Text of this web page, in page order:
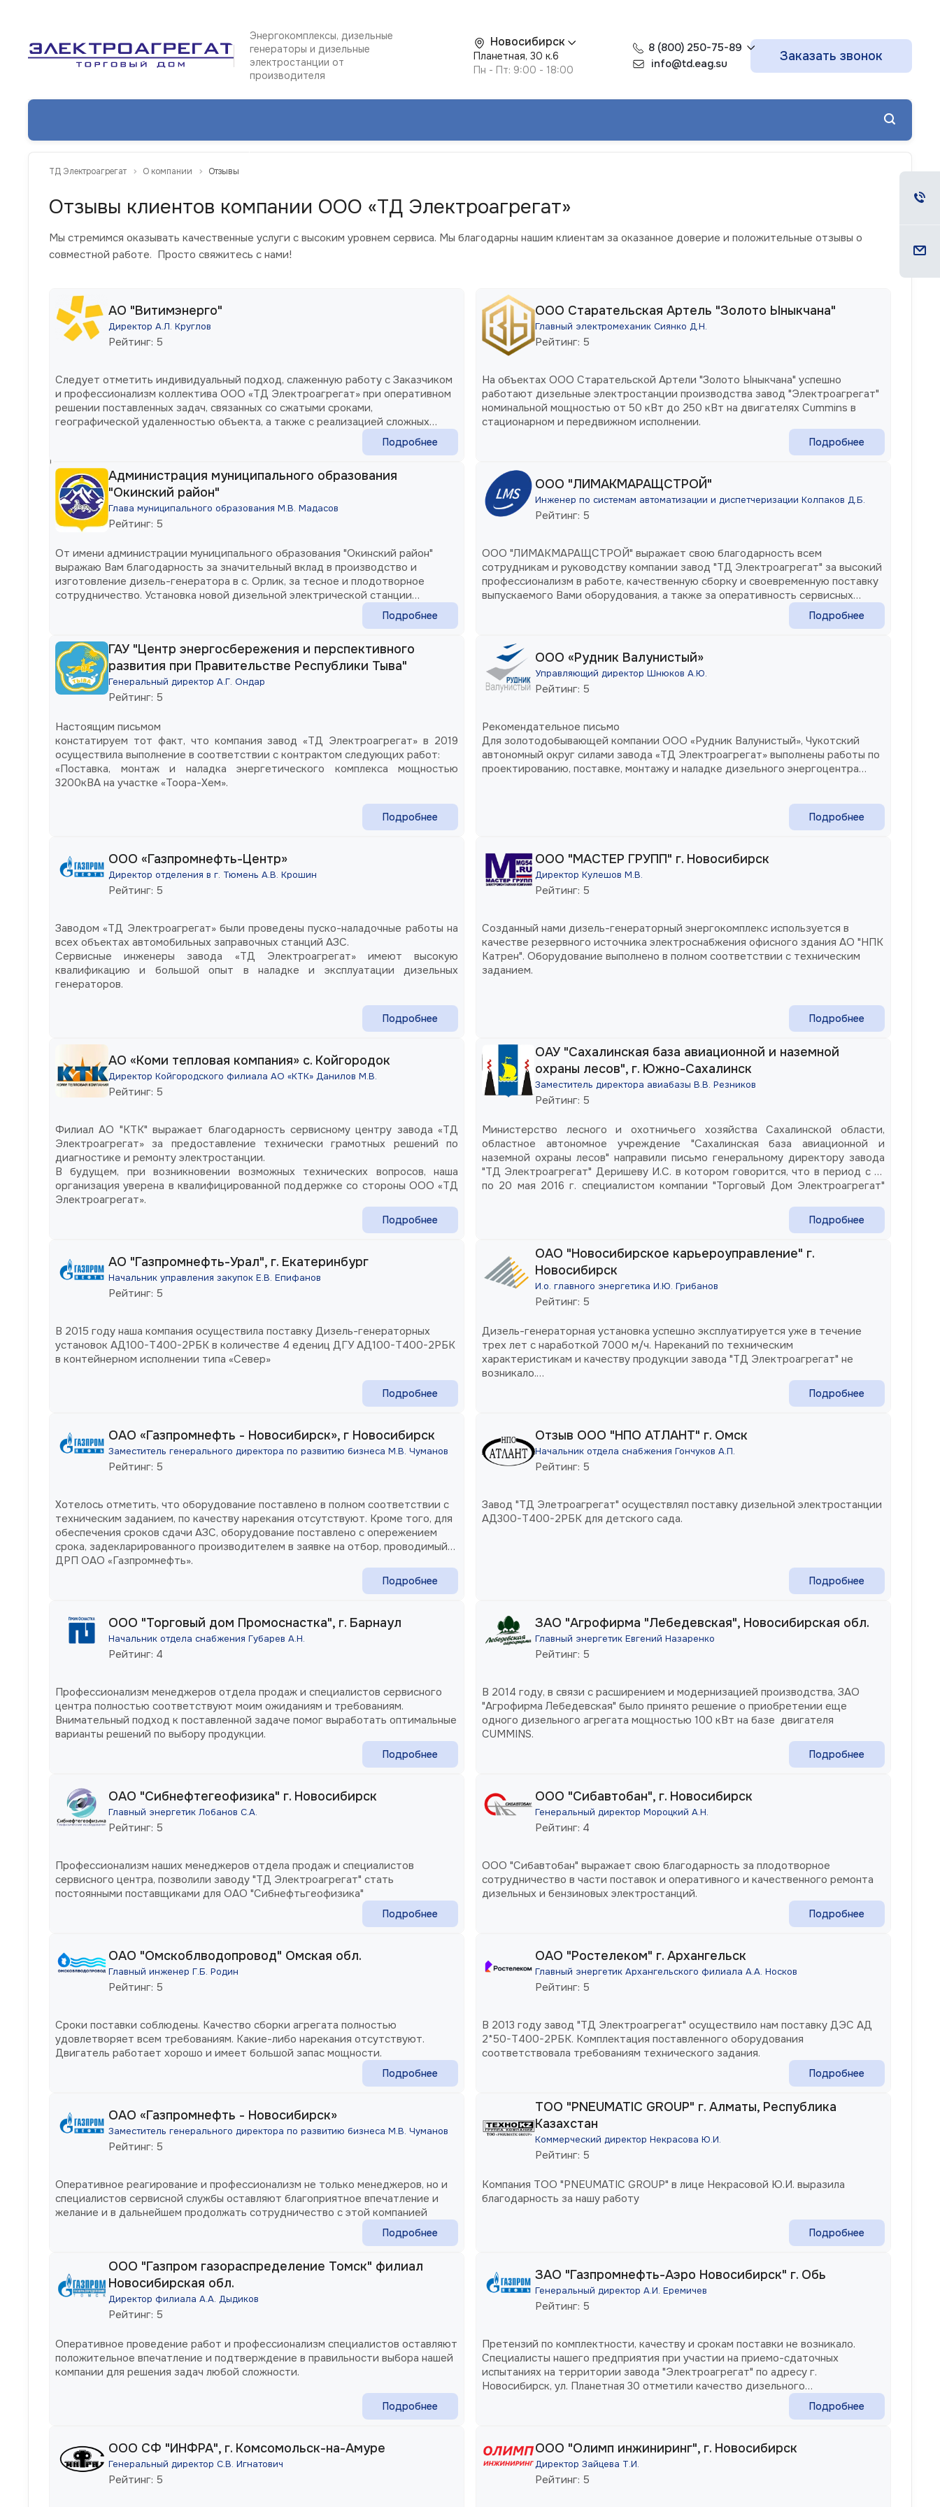
Энергокомплексы, дизельные
генераторы и дизельные
электростанции от
производителя
Новосибирск
Планетная, 30 к.6
Пн - Пт: 9:00 - 18:00
8 (800) 250-75-89
info@td.eag.su
Заказать звонок
ТД Электроагрегат О компании Отзывы
Отзывы клиентов компании ООО «ТД Электроагрегат»
Мы стремимся оказывать качественные услуги с высоким уровнем сервиса. Мы благодарны нашим клиентам за оказанное доверие и положительные отзывы о
совместной работе. Просто свяжитесь с нами!
АО "Витимэнерго"
Директор А.Л. Круглов
Рейтинг: 5
Следует отметить индивидуальный подход, слаженную работу с Заказчиком
и профессионализм коллектива ООО «ТД Электроагрегат» при оперативном
решении поставленных задач, связанных со сжатыми сроками,
географической удаленностью объекта, а также с реализацией сложных
Подробнее
ООО Старательская Артель "Золото Ыныкчана"
Главный электромеханик Сиянко Д.Н.
Рейтинг: 5
На объектах ООО Старательской Артели "Золото Ыныкчана" успешно
работают дизельные электростанции производства завод "Электроагрегат"
номинальной мощностью от 50 кВт до 250 кВт на двигателях Cummins в
стационарном и передвижном исполнении.
Подробнее
Администрация муниципального образования
"Окинский район"
Глава муниципального образования М.В. Мадасов
Рейтинг: 5
От имени администрации муниципального образования "Окинский район"
выражаю Вам благодарность за значительный вклад в производство и
изготовление дизель-генератора в с. Орлик, за тесное и плодотворное
сотрудничество. Установка новой дизельной электрической станции
Подробнее
ООО "ЛИМАКМАРАЩСТРОЙ"
Инженер по системам автоматизации и диспетчеризации Колпаков Д.Б.
Рейтинг: 5
ООО "ЛИМАКМАРАЩСТРОЙ" выражает свою благодарность всем
сотрудникам и руководству компании завод "ТД Электроагрегат" за высокий
профессионализм в работе, качественную сборку и своевременную поставку
выпускаемого Вами оборудования, а также за оперативность сервисных
служб в решении возникающих проблем и устранении неполадок вПодробнее
ГАУ "Центр энергосбережения и перспективного
развития при Правительстве Республики Тыва"
Генеральный директор А.Г. Ондар
Рейтинг: 5
Настоящим письмом
констатируем тот факт, что компания завод «ТД Электроагрегат» в 2019
осуществила выполнение в соответствии с контрактом следующих работ:
«Поставка, монтаж и наладка энергетического комплекса мощностью
3200кВА на участке «Тоора-Хем».
Подробнее
ООО «Рудник Валунистый»
Управляющий директор Шнюков А.Ю.
Рейтинг: 5
Рекомендательное письмо
Для золотодобывающей компании ООО «Рудник Валунистый», Чукотский
автономный округ силами завода «ТД Электроагрегат» выполнены работы по
проектированию, поставке, монтажу и наладке дизельного энергоцентра
Подробнее
ООО «Газпромнефть-Центр»
Директор отделения в г. Тюмень А.В. Крошин
Рейтинг: 5
Заводом «ТД Электроагрегат» были проведены пуско-наладочные работы на
всех объектах автомобильных заправочных станций АЗС.
Сервисные инженеры завода «ТД Электроагрегат» имеют высокую
квалификацию и большой опыт в наладке и эксплуатации дизельных
генераторов.
Подробнее
ООО "МАСТЕР ГРУПП" г. Новосибирск
Директор Кулешов М.В.
Рейтинг: 5
Созданный нами дизель-генераторный энергокомплекс используется в
качестве резервного источника электроснабжения офисного здания АО "НПК
Катрен". Оборудование выполнено в полном соответствии с техническим
заданием.
Подробнее
АО «Коми тепловая компания» с. Койгородок
Директор Койгородского филиала АО «КТК» Данилов М.В.
Рейтинг: 5
Филиал АО "КТК" выражает благодарность сервисному центру завода «ТД
Электроагрегат» за предоставление технически грамотных решений по
диагностике и ремонту электростанции.
В будущем, при возникновении возможных технических вопросов, наша
организация уверена в квалифицированной поддержке со стороны ООО «ТД
Электроагрегат».
Подробнее
ОАУ "Сахалинская база авиационной и наземной
охраны лесов", г. Южно-Сахалинск
Заместитель директора авиабазы В.В. Резников
Рейтинг: 5
Министерство лесного и охотничьего хозяйства Сахалинской области,
областное автономное учреждение "Сахалинская база авиационной и
наземной охраны лесов" направили письмо генеральному директору завода
"ТД Электроагрегат" Деришеву И.С. в котором говорится, что в период с 19
по 20 мая 2016 г. специалистом компании "Торговый Дом Электроагрегат"
электростанции АД200-Т400-2РБК по договору 02У/16 от 11.05.206 г.
Специалист произвел работу в полном объеме, качественно и в оптимальные
Подробнее
АО "Газпромнефть-Урал", г. Екатеринбург
Начальник управления закупок Е.В. Епифанов
Рейтинг: 5
В 2015 году наша компания осуществила поставку Дизель-генераторных
установок АД100-Т400-2РБК в количестве 4 едениц ДГУ АД100-Т400-2РБК
в контейнерном исполнении типа «Север»
Подробнее
ОАО "Новосибирское карьероуправление" г.
Новосибирск
И.о. главного энергетика И.Ю. Грибанов
Рейтинг: 5
Дизель-генераторная установка успешно эксплуатируется уже в течение
трех лет с наработкой 7000 м/ч. Нареканий по техническим
характеристикам и качеству продукции завода "ТД Электроагрегат" не
возникало.
Благодарим Вас за оперативную и качественную работу отдела продаж и
сервисного центра, надеемся на продолжение взаимовыгодного
Подробнее
ОАО «Газпромнефть - Новосибирск», г Новосибирск
Заместитель генерального директора по развитию бизнеса М.В. Чуманов
Рейтинг: 5
Хотелось отметить, что оборудование поставлено в полном соответствии с
техническим заданием, по качеству нарекания отсутствуют. Кроме того, для
обеспечения сроков сдачи АЗС, оборудование поставлено с опережением
срока, задекларированного производителем в заявке на отбор, проводимый
ДРП ОАО «Газпромнефть».
Подробнее
Отзыв ООО "НПО АТЛАНТ" г. Омск
Начальник отдела снабжения Гончуков А.П.
Рейтинг: 5
Завод "ТД Элетроагрегат" осуществлял поставку дизельной электростанции
АД300-Т400-2РБК для детского сада.
Подробнее
ООО "Торговый дом Промоснастка", г. Барнаул
Начальник отдела снабжения Губарев А.Н.
Рейтинг: 4
Профессионализм менеджеров отдела продаж и специалистов сервисного
центра полностью соответствуют моим ожиданиям и требованиям.
Внимательный подход к поставленной задаче помог выработать оптимальные
варианты решений по выбору продукции.
Подробнее
ЗАО "Агрофирма "Лебедевская", Новосибирская обл.
Главный энергетик Евгений Назаренко
Рейтинг: 5
В 2014 году, в связи с расширением и модернизацией производства, ЗАО
"Агрофирма Лебедевская" было принято решение о приобретении еще
одного дизельного агрегата мощностью 100 кВт на базе двигателя
CUMMINS.
Подробнее
ОАО "Сибнефтегеофизика" г. Новосибирск
Главный энергетик Лобанов С.А.
Рейтинг: 5
Профессионализм наших менеджеров отдела продаж и специалистов
сервисного центра, позволили заводу "ТД Электроагрегат" стать
постоянными поставщиками для ОАО "Сибнефтьгеофизика"
Подробнее
ООО "Сибавтобан", г. Новосибирск
Генеральный директор Мороцкий А.Н.
Рейтинг: 4
ООО "Сибавтобан" выражает свою благодарность за плодотворное
сотрудничество в части поставок и оперативного и качественного ремонта
дизельных и бензиновых электростанций.
Подробнее
ОАО "Омскоблводопровод" Омская обл.
Главный инженер Г.Б. Родин
Рейтинг: 5
Сроки поставки соблюдены. Качество сборки агрегата полностью
удовлетворяет всем требованиям. Какие-либо нарекания отсутствуют.
Двигатель работает хорошо и имеет большой запас мощности.
Подробнее
ОАО "Ростелеком" г. Архангельск
Главный энергетик Архангельского филиала А.А. Носков
Рейтинг: 5
В 2013 году завод "ТД Электроагрегат" осуществило нам поставку ДЭС АД
2*50-Т400-2РБК. Комплектация поставленного оборудования
соответствовала требованиям технического задания.
Подробнее
ОАО «Газпромнефть - Новосибирск»
Заместитель генерального директора по развитию бизнеса М.В. Чуманов
Рейтинг: 5
Оперативное реагирование и профессионализм не только менеджеров, но и
специалистов сервисной службы оставляют благоприятное впечатление и
желание и в дальнейшем продолжать сотрудничество с этой компанией
Подробнее
ТОО "PNEUMATIC GROUP" г. Алматы, Республика
Казахстан
Коммерческий директор Некрасова Ю.И.
Рейтинг: 5
Компания ТОО "PNEUMATIC GROUP" в лице Некрасовой Ю.И. выразила
благодарность за нашу работу
Подробнее
ООО "Газпром газораспределение Томск" филиал
Новосибирская обл.
Директор филиала А.А. Дыдиков
Рейтинг: 5
Оперативное проведение работ и профессионализм специалистов оставляют
положительное впечатление и подтверждение в правильности выбора нашей
компании для решения задач любой сложности.
Подробнее
ЗАО "Газпромнефть-Аэро Новосибирск" г. Обь
Генеральный директор А.И. Еремичев
Рейтинг: 5
Претензий по комплектности, качеству и срокам поставки не возникало.
Специалисты нашего предприятия при участии на приемо-сдаточных
испытаниях на территории завода "Электроагрегат" по адресу г.
Новосибирск, ул. Планетная 30 отметили качество дизельного
Подробнее
ООО СФ "ИНФРА", г. Комсомольск-на-Амуре
Генеральный директор С.В. Игнатович
Рейтинг: 5
ООО "Олимп инжиниринг", г. Новосибирск
Директор Зайцева Т.И.
Рейтинг: 5
О
Партнеры
Отзывы
Карточка
предприятия
Находим
решения
для
любой
Просто
расскажите
нам
ней!